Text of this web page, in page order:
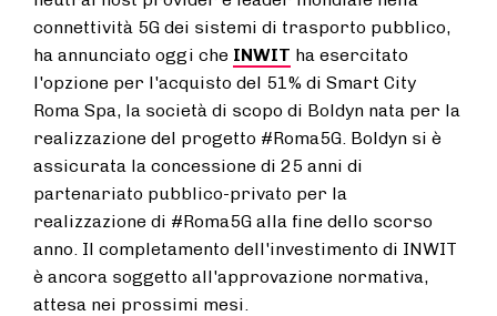
connettività 5G dei sistemi di trasporto pubblico,
ha annunciato oggi che INWIT ha esercitato
l'opzione per l'acquisto del 51% di Smart City
Roma Spa, la società di scopo di Boldyn nata per la
realizzazione del progetto #Roma5G. Boldyn si è
assicurata la concessione di 25 anni di
partenariato pubblico-privato per la
realizzazione di #Roma5G alla fine dello scorso
anno. Il completamento dell'investimento di INWIT
è ancora soggetto all'approvazione normativa,
attesa nei prossimi mesi.